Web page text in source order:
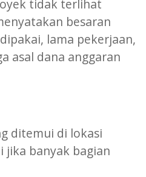
tidak terlihat
besaran
lama pekerjaan,
asal dana anggaran
ditemui di lokasi
jika banyak bagian